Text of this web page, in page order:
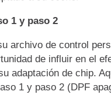
1 y paso 2
archivo de control
de influir en el
adaptación de chip.
1 y paso 2 (DPF